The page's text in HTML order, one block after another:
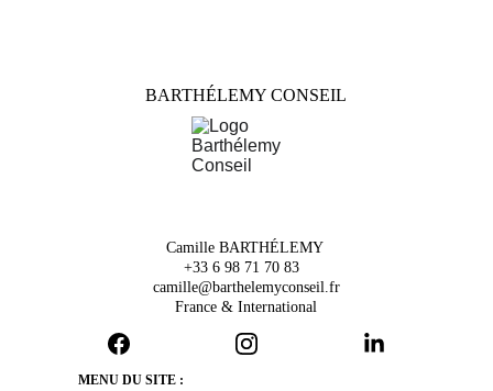
BARTHÉLEMY CONSEIL
Camille BARTHÉLEMY
+33 6 98 71 70 83
camille@barthelemyconseil.fr
France & International
MENU DU SITE :